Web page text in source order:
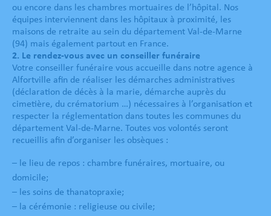
ou encore dans les chambres mortuaires de l’hôpital. Nos
équipes interviennent dans les hôpitaux à proximité, les
maisons de retraite au sein du département Val-de-Marne
(94) mais également partout en France.
2. Le rendez-vous avec un conseiller funéraire
Votre conseiller funéraire vous accueille dans notre agence à
Alfortville afin de réaliser les démarches administratives
(déclaration de décès à la marie, démarche auprès du
cimetière, du crématorium …) nécessaires à l’organisation et
respecter la réglementation dans toutes les communes du
département Val-de-Marne. Toutes vos volontés seront
recueillis afin d’organiser les obsèques :
– le lieu de repos : chambre funéraires, mortuaire, ou
domicile;
– les soins de thanatopraxie;
– la cérémonie : religieuse ou civile;